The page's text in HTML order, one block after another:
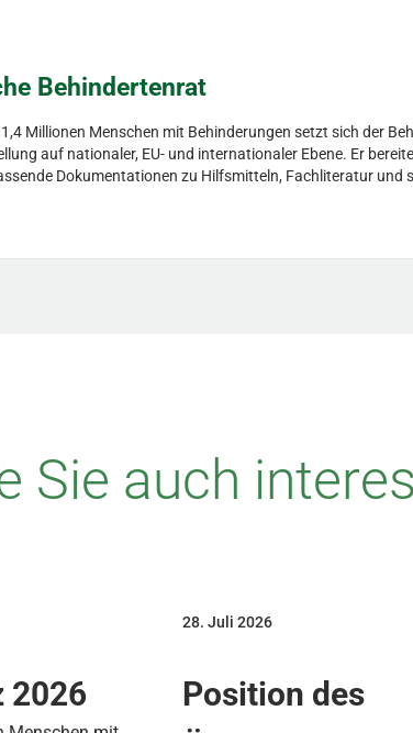
Behindertenrat
Millionen Menschen mit Behinderungen setzt sich der
auf nationaler, EU- und internationaler Ebene. Er
Dokumentationen zu Hilfsmitteln, Fachliteratur und
Sie auch
2026
Position des
28. Juli 2026